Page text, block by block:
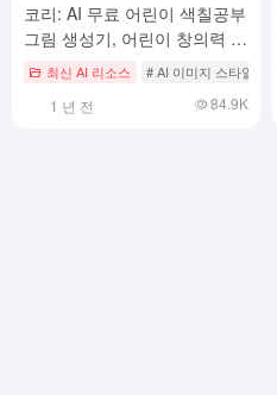
코리: AI 무료 어린이 색칠공부
그림 생성기, 어린이 창의력 향
상을 위한 AI 색칠공부 페이지
최신 AI 리소스 # AI 이미지 스타일 제어
1 년 전 84.9K